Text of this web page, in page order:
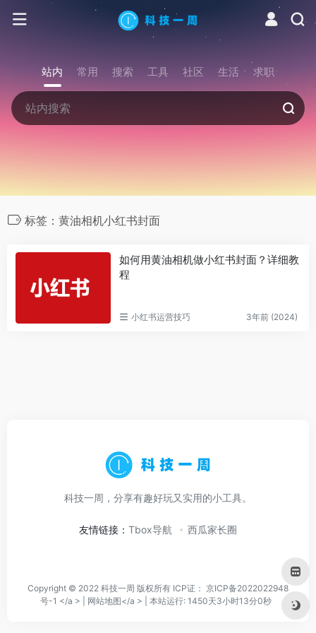
站内 常用 搜索 工具 社区 生活 求职
标签：黄油相机小红书封面
如何用黄油相机做小红书封面？详细教
程
小红书运营技巧 3年前 (2024)
科技一周，分享有趣好玩又实用的小工具。
友情链接： Tbox导航 西瓜家长圈
Copyright © 2022 科技一周 版权所有 ICP证： 京ICP备2022022948
号-1 </a > | 网站地图</a > | 本站运行: 1450天3小时13分0秒